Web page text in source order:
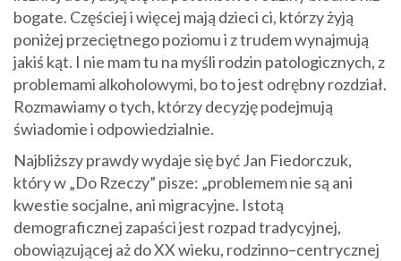
bogate. Częściej i więcej mają dzieci ci, którzy żyją
poniżej przeciętnego poziomu i z trudem wynajmują
jakiś kąt. I nie mam tu na myśli rodzin patologicznych, z
problemami alkoholowymi, bo to jest odrębny rozdział.
Rozmawiamy o tych, którzy decyzję podejmują
świadomie i odpowiedzialnie.
Najbliższy prawdy wydaje się być Jan Fiedorczuk,
który w „Do Rzeczy” pisze: „problemem nie są ani
kwestie socjalne, ani migracyjne. Istotą
demograficznej zapaści jest rozpad tradycyjnej,
obowiązującej aż do XX wieku, rodzinno–centrycznej